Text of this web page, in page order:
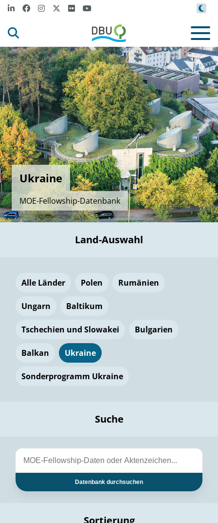
Ukraine
MOE-Fellowship-Datenbank
Land-Auswahl
Alle Länder Polen Rumänien
Ungarn Baltikum
Tschechien und Slowakei Bulgarien
Balkan Ukraine
Sonderprogramm Ukraine
Suche
Datenbank durchsuchen
Sortierung